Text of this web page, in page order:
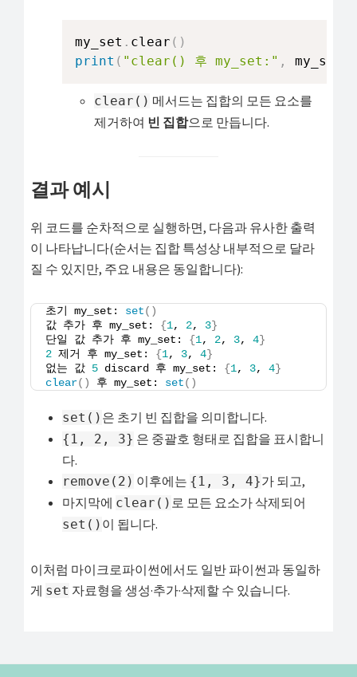
my_set . clear ( )
print ( "clear() 후 my_set:" , my_set
clear() 메서드는 집합의 모든 요소를
제거하여 빈 집합으로 만듭니다.
결과 예시
위 코드를 순차적으로 실행하면, 다음과 유사한 출력
이 나타납니다(순서는 집합 특성상 내부적으로 달라
질 수 있지만, 주요 내용은 동일합니다):
초기 my_set: set()
값 추가 후 my_set: {1, 2, 3}
단일 값 추가 후 my_set: {1, 2, 3, 4}
2 제거 후 my_set: {1, 3, 4}
없는 값 5 discard 후 my_set: {1, 3, 4}
clear() 후 my_set: set()
set() 은 초기 빈 집합을 의미합니다.
{1, 2, 3} 은 중괄호 형태로 집합을 표시합니
다.
remove(2) 이후에는 {1, 3, 4}가 되고,
마지막에 clear() 로 모든 요소가 삭제되어
set() 이 됩니다.
이처럼 마이크로파이썬에서도 일반 파이썬과 동일하
게 set 자료형을 생성·추가·삭제할 수 있습니다.